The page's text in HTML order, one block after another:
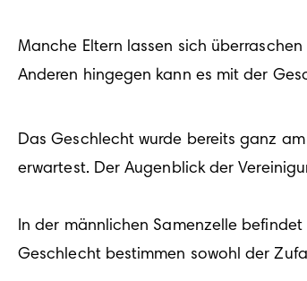
Manche Eltern lassen sich
Anderen hingegen kann es mit der
Das Geschlecht wurde bereits ganz
erwartest. Der Augenblick der
In der männlichen Samenzelle
Geschlecht bestimmen sowohl der